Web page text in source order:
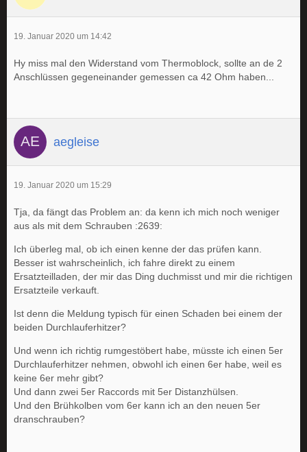
19. Januar 2020 um 14:42
Hy miss mal den Widerstand vom Thermoblock, sollte an de 2
Anschlüssen gegeneinander gemessen ca 42 Ohm haben...
aegleise
19. Januar 2020 um 15:29
Tja, da fängt das Problem an: da kenn ich mich noch weniger
aus als mit dem Schrauben :2639:
Ich überleg mal, ob ich einen kenne der das prüfen kann.
Besser ist wahrscheinlich, ich fahre direkt zu einem
Ersatzteilladen, der mir das Ding duchmisst und mir die richtigen
Ersatzteile verkauft.
Ist denn die Meldung typisch für einen Schaden bei einem der
beiden Durchlauferhitzer?
Und wenn ich richtig rumgestöbert habe, müsste ich einen 5er
Durchlauferhitzer nehmen, obwohl ich einen 6er habe, weil es
keine 6er mehr gibt?
Und dann zwei 5er Raccords mit 5er Distanzhülsen.
Und den Brühkolben vom 6er kann ich an den neuen 5er
dranschrauben?